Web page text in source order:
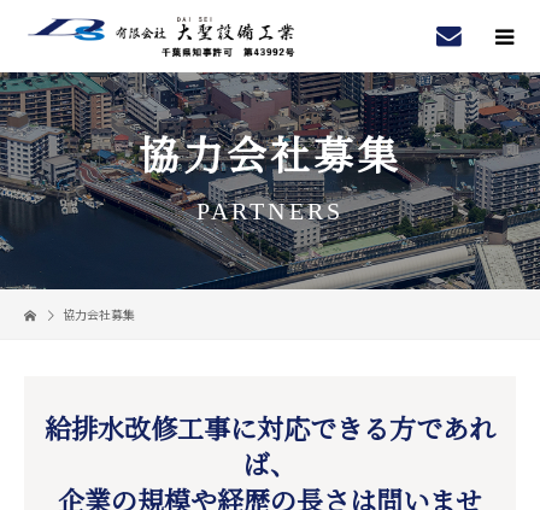
協力会社募集
PARTNERS
協力会社募集
給排水改修工事に対応できる方であれ
ば、
企業の規模や経歴の長さは問いませ